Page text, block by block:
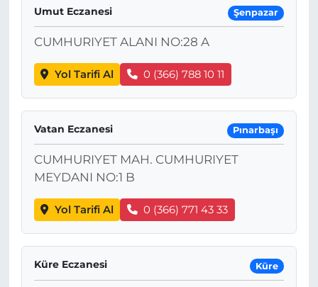
Umut Eczanesi Şenpazar
CUMHURIYET ALANI NO:28 A
Yol Tarifi Al 0 (366) 788 10 11
Vatan Eczanesi Pınarbaşı
CUMHURIYET MAH. CUMHURIYET
MEYDANI NO:1 B
Yol Tarifi Al 0 (366) 771 43 33
Küre Eczanesi Küre